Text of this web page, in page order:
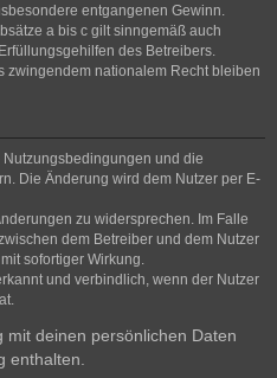
entgangenen Gewinn.
a bis c gilt sinngemäß auch
des Betreibers.
zwingendem nationalem Recht bleiben
und die
Die Änderung wird dem Nutzer per E-
zu widersprechen. Im Falle
dem Betreiber und dem Nutzer
sofortiger Wirkung.
und verbindlich, wenn der Nutzer
deinen persönlichen Daten
enthalten.